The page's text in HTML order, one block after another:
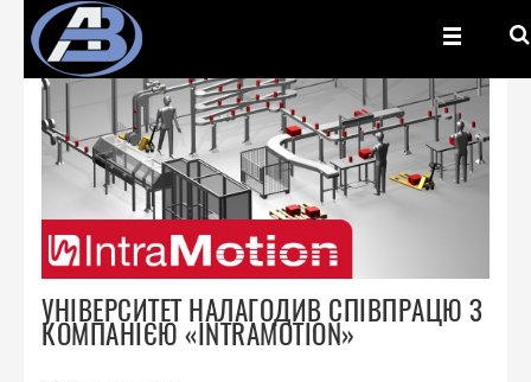
УНІВЕРСИТЕТ НАЛАГОДИВ СПІВПРАЦЮ З
КОМПАНІЄЮ «INTRAMOTION»